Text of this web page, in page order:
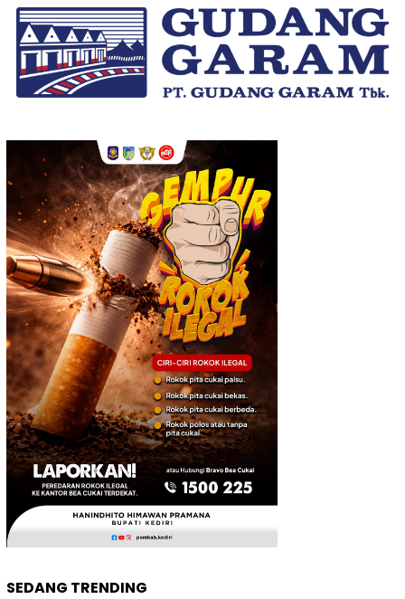
SEDANG TRENDING